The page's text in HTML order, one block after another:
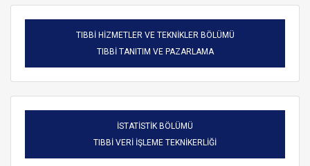
TIBBİ HİZMETLER VE TEKNİKLER BÖLÜMÜ
TIBBİ TANITIM VE PAZARLAMA
İSTATİSTİK BÖLÜMÜ
TIBBİ VERİ İŞLEME TEKNİKERLİĞİ